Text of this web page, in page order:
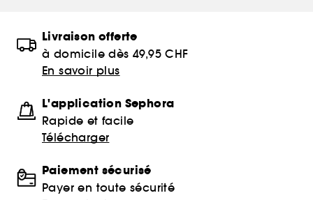
Livraison offerte
à domicile dès 49,95 CHF
En savoir plus
L'application Sephora
Rapide et facile
Télécharger
Paiement sécurisé
Payer en toute sécurité